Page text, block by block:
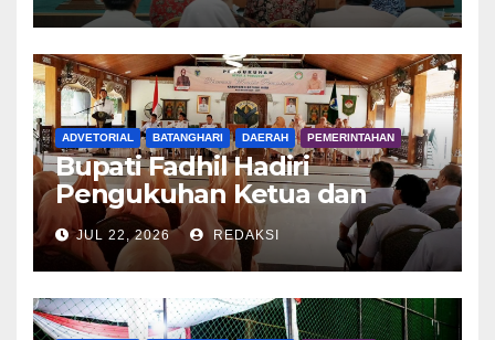
ADVETORIAL BATANGHARI DAERAH PEMERINTAHAN
Bupati Fadhil Hadiri
Pengukuhan Ketua dan
Pengurus DWP Batang Hari
2026
JUL 22, 2026 REDAKSI